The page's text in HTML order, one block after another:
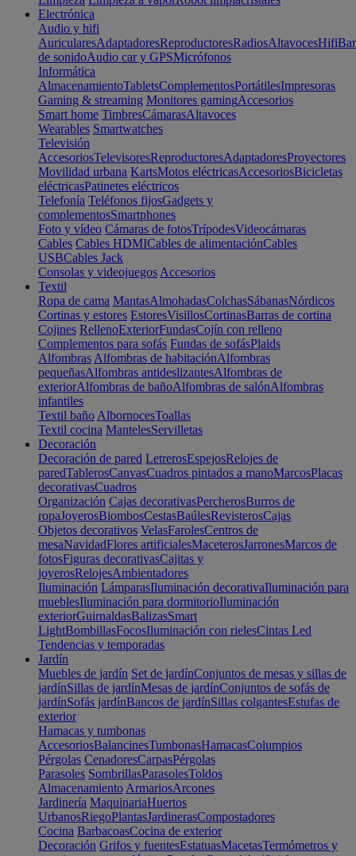
Electrónica
Audio y hifi
AuricularesAdaptadoresReproductoresRadiosAltavocesHifi
de sonidoAudio car y GPSMicrófonos
Informática
AlmacenamientoTabletsComplementosPortátilesImpresoras
Gaming & streaming Monitores gamingAccesorios
Smart home TimbresCámarasAltavoces
Wearables Smartwatches
Televisión
AccesoriosTelevisoresReproductoresAdaptadoresProyectores
Movilidad urbana KartsMotos eléctricasAccesoriosBicicletas
eléctricasPatinetes eléctricos
Telefonía Teléfonos fijosGadgets y
complementosSmartphones
Foto y vídeo Cámaras de fotosTrípodesVideocámaras
Cables Cables HDMICables de alimentaciónCables
USBCables Jack
Consolas y videojuegos Accesorios
Textil
Ropa de cama MantasAlmohadasColchasSábanasNórdicos
Cortinas y estores EstoresVisillosCortinasBarras de cortina
Cojines RellenoExteriorFundasCojín con relleno
Complementos para sofás Fundas de sofásPlaids
Alfombras Alfombras de habitaciónAlfombras
pequeñasAlfombras antideslizantesAlfombras de
exteriorAlfombras de bañoAlfombras de salónAlfombras
infantiles
Textil baño AlbornocesToallas
Textil cocina MantelesServilletas
Decoración
Decoración de pared LetrerosEspejosRelojes de
paredTablerosCanvasCuadros pintados a manoMarcosPlacas
decorativasCuadros
Organización Cajas decorativasPercherosBurros de
ropaJoyerosBiombosCestasBaúlesRevisterosCajas
Objetos decorativos VelasFarolesCentros de
mesaNavidadFlores artificialesMaceterosJarronesMarcos de
fotosFiguras decorativasCajitas y
joyerosRelojesAmbientadores
Iluminación LámparasIluminación decorativaIluminación para
mueblesIluminación para dormitorioIluminación
exteriorGuirnaldasBalizasSmart
LightBombillasFocosIluminación con rielesCintas Led
Tendencias y temporadas
Jardín
Muebles de jardín Set de jardínConjuntos de mesas y sillas de
jardínSillas de jardínMesas de jardínConjuntos de sofás de
jardínSofás jardínBancos de jardínSillas colgantesEstufas de
exterior
Hamacas y tumbonas
AccesoriosBalancinesTumbonasHamacasColumpios
Pérgolas CenadoresCarpasPérgolas
Parasoles SombrillasParasolesToldos
Almacenamiento ArmariosArcones
Jardinería MaquinariaHuertos
UrbanosRiegoPlantasJardinerasCompostadores
Cocina BarbacoasCocina de exterior
Decoración Grifos y fuentesEstatuasMacetasTermómetros y